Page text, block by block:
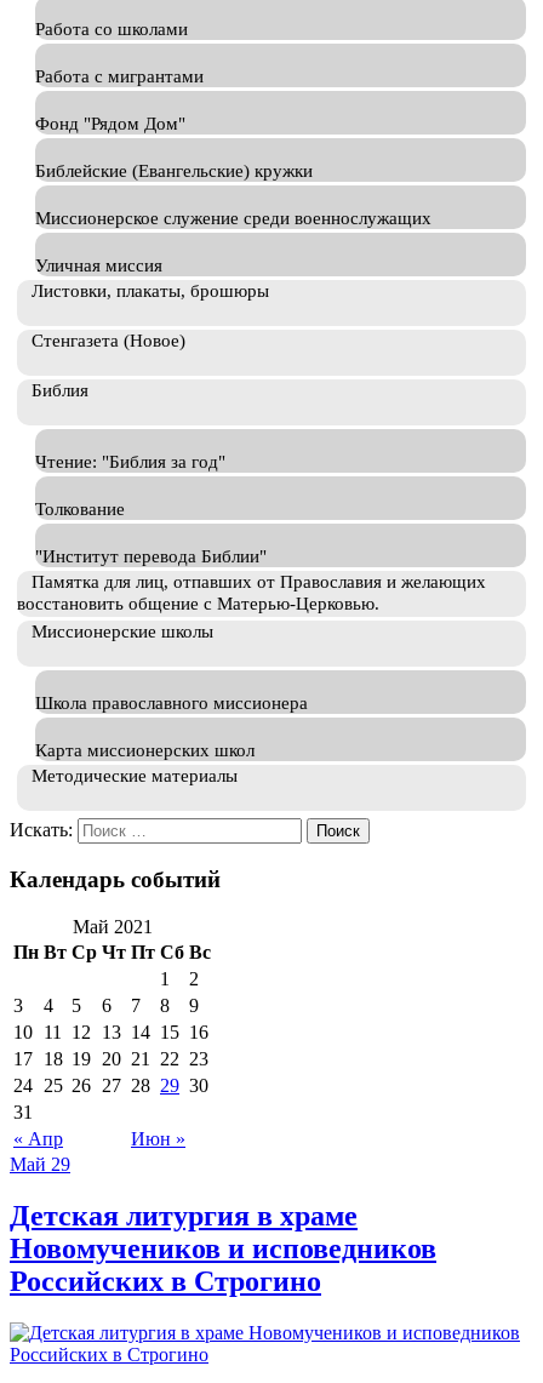
Работа со школами
Работа с мигрантами
Фонд "Рядом Дом"
Библейские (Евангельские) кружки
Миссионерское служение среди военнослужащих
Уличная миссия
Листовки, плакаты, брошюры
Стенгазета (Новое)
Библия
Чтение: "Библия за год"
Толкование
"Институт перевода Библии"
Памятка для лиц, отпавших от Православия и желающих
восстановить общение с Матерью-Церковью.
Миссионерские школы
Школа православного миссионера
Карта миссионерских школ
Методические материалы
Искать:
Календарь событий
Май 2021
Пн Вт Ср Чт Пт Сб Вс
« Апр Июн »
1
2
3
4 5 6 7 8
9
10 11 12 13 14 15 16
17 18 19 20 21 22 23
24 25 26 27 28 29 30
31
Май 29
Детская литургия в храме
Новомучеников и исповедников
Российских в Строгино